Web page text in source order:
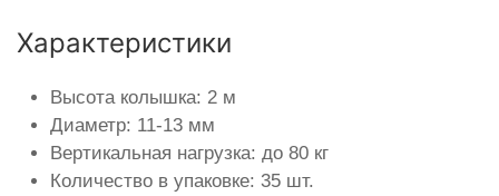
Характеристики
Высота колышка: 2 м
Диаметр: 11-13 мм
Вертикальная нагрузка: до 80 кг
Количество в упаковке: 35 шт.